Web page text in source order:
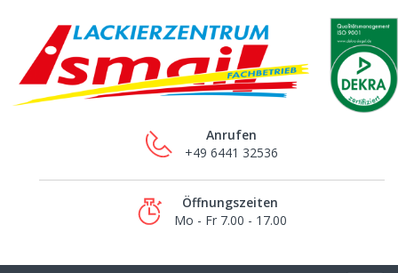
Anrufen
+49 6441 32536
Öffnungszeiten
Mo - Fr 7.00 - 17.00